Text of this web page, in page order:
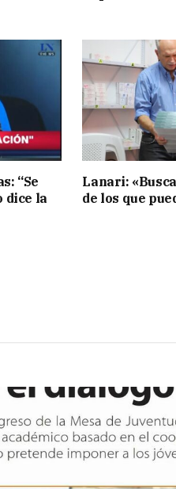
“Se
dice la
Lanari:
de los que